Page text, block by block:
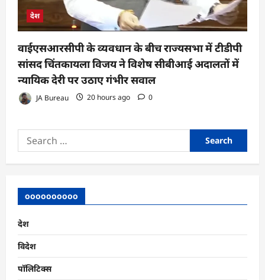
देश
वाईएसआरसीपी के व्यवधान के बीच राज्यसभा में टीडीपी
सांसद चिंतकायला विजय ने विशेष सीबीआई अदालतों में
न्यायिक देरी पर उठाए गंभीर सवाल
JA Bureau 20 hours ago 0
Search
for:
oooooooooo
देश
विदेश
पॉलिटिक्स